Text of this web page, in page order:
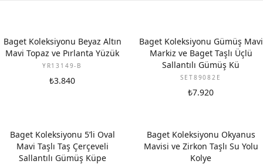
YENI
Baget Koleksiyonu Beyaz Altın
Mavi Topaz ve Pırlanta Yüzük
YR13149-B
₺3.840
Baget Koleksiyonu Gümüş Mavi
Markiz ve Baget Taşlı Üçlü
Sallantılı Gümüş Kü
SET89082E
₺7.920
Baget Koleksiyonu 5’li Oval
Mavi Taşlı Taş Çerçeveli
Sallantılı Gümüş Küpe
Baget Koleksiyonu Okyanus
Mavisi ve Zirkon Taşlı Su Yolu
Kolye